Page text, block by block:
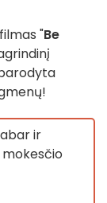
filmas "Be
ir